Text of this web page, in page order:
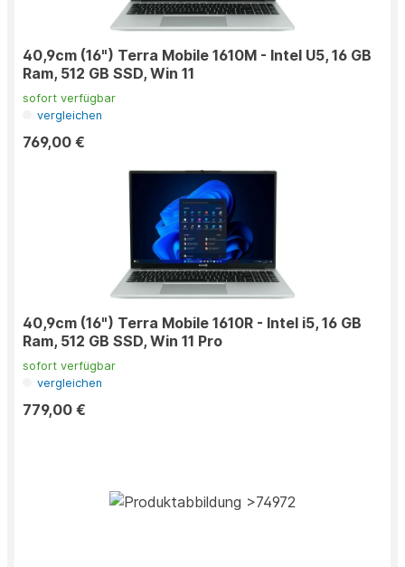
40,9cm (16") Terra Mobile 1610M - Intel U5, 16 GB
Ram, 512 GB SSD, Win 11
sofort verfügbar
vergleichen
769,00 €
40,9cm (16") Terra Mobile 1610R - Intel i5, 16 GB
Ram, 512 GB SSD, Win 11 Pro
sofort verfügbar
vergleichen
779,00 €